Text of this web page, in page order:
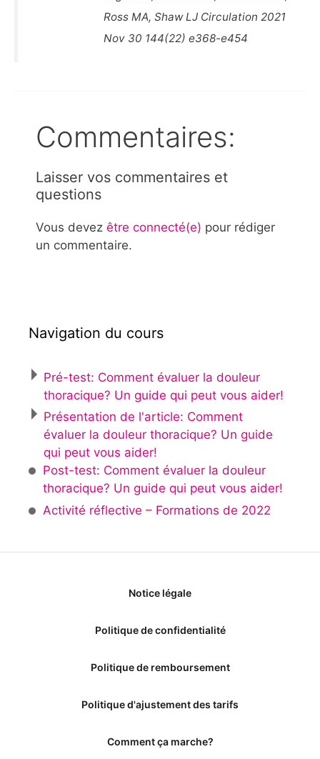
Ross MA, Shaw LJ Circulation 2021
Nov 30 144(22) e368-e454
Commentaires:
Laisser vos commentaires et
questions
Vous devez être connecté(e) pour rédiger
un commentaire.
Navigation du cours
Pré-test: Comment évaluer la douleur
thoracique? Un guide qui peut vous aider!
Présentation de l'article: Comment
évaluer la douleur thoracique? Un guide
qui peut vous aider!
Post-test: Comment évaluer la douleur
thoracique? Un guide qui peut vous aider!
Activité réflective – Formations de 2022
Notice légale
Politique de confidentialité
Politique de remboursement
Politique d'ajustement des tarifs
Comment ça marche?